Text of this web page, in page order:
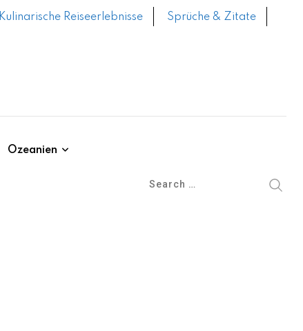
Kulinarische Reiseerlebnisse
Sprüche & Zitate
Ozeanien